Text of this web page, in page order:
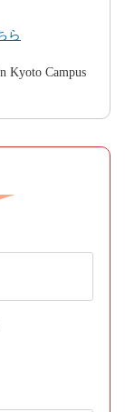
ら
Kyoto Campus